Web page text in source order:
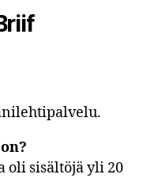
oli sisältöjä yli 20